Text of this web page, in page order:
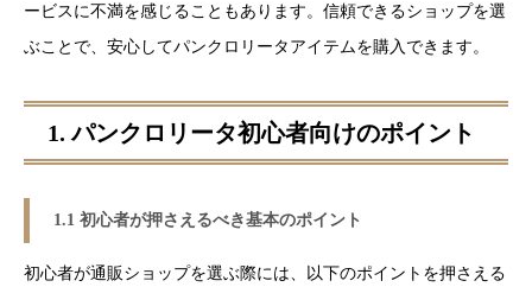
ービスに不満を感じることもあります。信頼できるショップを選
ぶことで、安心してパンクロリータアイテムを購入できます。
1. パンクロリータ初心者向けのポイント
1.1 初心者が押さえるべき基本のポイント
初心者が通販ショップを選ぶ際には、以下のポイントを押さえる